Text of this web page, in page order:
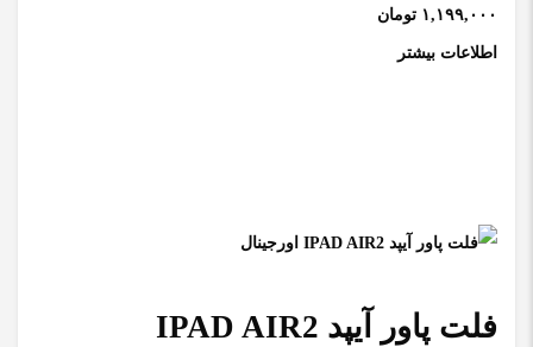
۱,۱۹۹,۰۰۰ تومان
اطلاعات بیشتر
فلت پاور آیپد IPAD AIR2